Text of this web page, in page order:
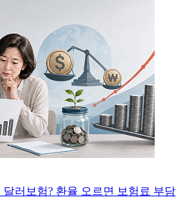
달러보험? 환율 오르면 보험료 부담